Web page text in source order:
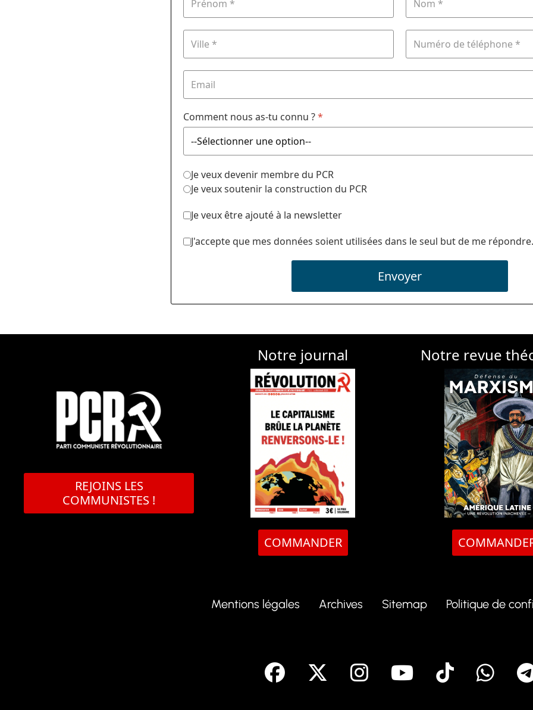
Comment nous as-tu connu ?*
Je veux devenir membre du PCR
Je veux soutenir la construction du PCR
Je veux être ajouté à la newsletter
J'accepte que mes données soient utilisées dans le seul but de me
Envoyer
REJOINS LES
COMMUNISTES !
Notre journal
COMMANDER
Notre revue
Mentions légales Archives Sitemap Politique de
facebook Instagram
YoutubeTik Tok